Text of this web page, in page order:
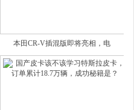
本田CR-V插混版即将亮相，电